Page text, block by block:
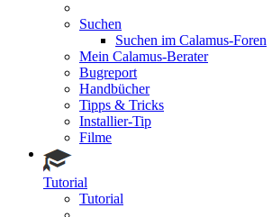
Suchen
Suchen im Calamus-Foren
Mein Calamus-Berater
Bugreport
Handbücher
Tipps & Tricks
Installier-Tip
Filme
Tutorial
Tutorial